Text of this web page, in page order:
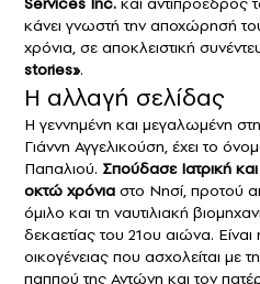
κάνει γνωστή την αποχώρησή
χρόνια, σε αποκλειστική
stories».
Η αλλαγή σελίδας
Η γεννημένη και μεγαλωμένη
Γιάννη Αγγελικούση, έχει το
Παπαλιού. Σπούδασε Ιατρική
οκτώ χρόνια στο Νησί, προτού
όμιλο και τη ναυτιλιακή
δεκαετίας του 21ου αιώνα. Είναι
οικογένειας που ασχολείται με
παππού της Αντώνη και τον